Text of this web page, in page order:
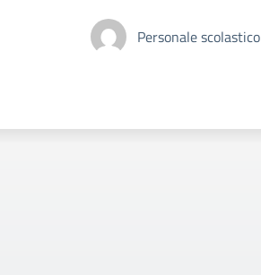
Personale scolastico